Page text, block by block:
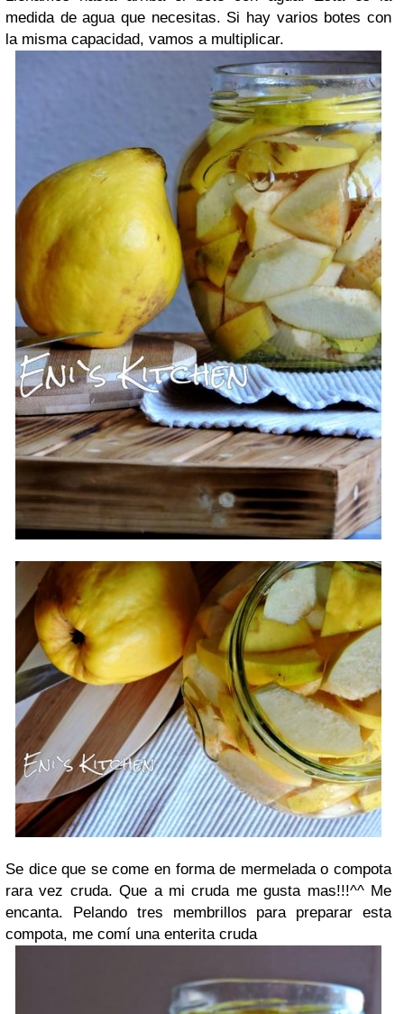
medida de agua que necesitas. Si hay varios botes con
la misma capacidad, vamos a multiplicar.
Se dice que se come en forma de mermelada o compota
rara vez cruda. Que a mi cruda me gusta mas!!!^^ Me
encanta. Pelando tres membrillos para preparar esta
compota, me comí una enterita cruda